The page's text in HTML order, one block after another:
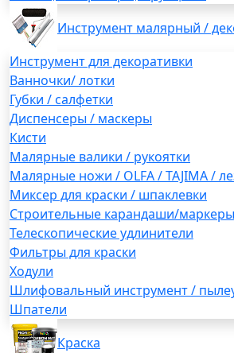
Инструмент малярный /
Инструмент для декоративки
Ванночки/ лотки
Губки / салфетки
Диспенсеры / маскеры
Кисти
Малярные валики / рукоятки
Малярные ножи / OLFA / TAJIMA /
Миксер для краски / шпаклевки
Строительные карандаши/маркеры
Телескопические удлинители
Фильтры для краски
Ходули
Шлифовальный инструмент /
Шпатели
Краска